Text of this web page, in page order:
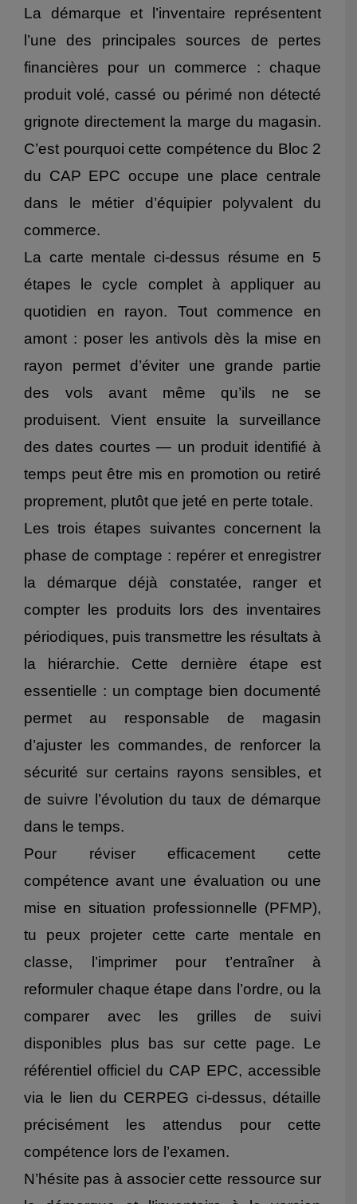
La démarque et l’inventaire représentent
l’une des principales sources de pertes
financières pour un commerce : chaque
produit volé, cassé ou périmé non détecté
grignote directement la marge du magasin.
C’est pourquoi cette compétence du Bloc 2
du CAP EPC occupe une place centrale
dans le métier d’équipier polyvalent du
commerce.
La carte mentale ci-dessus résume en 5
étapes le cycle complet à appliquer au
quotidien en rayon. Tout commence en
amont : poser les antivols dès la mise en
rayon permet d’éviter une grande partie
des vols avant même qu’ils ne se
produisent. Vient ensuite la surveillance
des dates courtes — un produit identifié à
temps peut être mis en promotion ou retiré
proprement, plutôt que jeté en perte totale.
Les trois étapes suivantes concernent la
phase de comptage : repérer et enregistrer
la démarque déjà constatée, ranger et
compter les produits lors des inventaires
périodiques, puis transmettre les résultats à
la hiérarchie. Cette dernière étape est
essentielle : un comptage bien documenté
permet au responsable de magasin
d’ajuster les commandes, de renforcer la
sécurité sur certains rayons sensibles, et
de suivre l’évolution du taux de démarque
dans le temps.
Pour réviser efficacement cette
compétence avant une évaluation ou une
mise en situation professionnelle (PFMP),
tu peux projeter cette carte mentale en
classe, l’imprimer pour t’entraîner à
reformuler chaque étape dans l’ordre, ou la
comparer avec les grilles de suivi
disponibles plus bas sur cette page. Le
référentiel officiel du CAP EPC, accessible
via le lien du CERPEG ci-dessus, détaille
précisément les attendus pour cette
compétence lors de l’examen.
N’hésite pas à associer cette ressource sur